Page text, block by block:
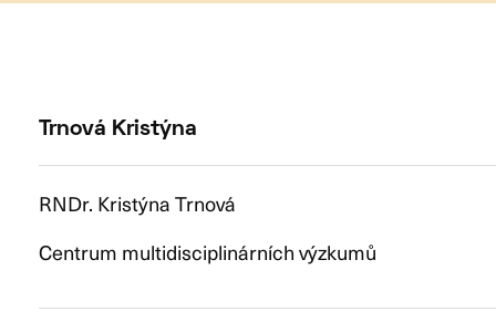
Trnová Kristýna
RNDr. Kristýna Trnová
Centrum multidisciplinárních výzkumů